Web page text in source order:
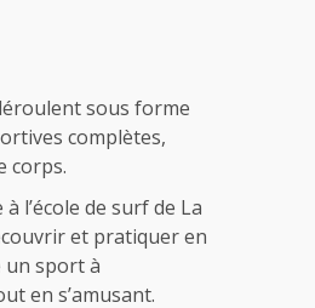
sous forme
complètes,
corps.
l’école de surf de La
et pratiquer en
sport à
en s’amusant.